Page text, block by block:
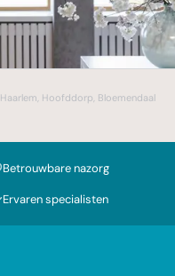
Haarlem Hoofddorp Bloemendaal
Betrouwbare nazorg
Ervaren specialisten